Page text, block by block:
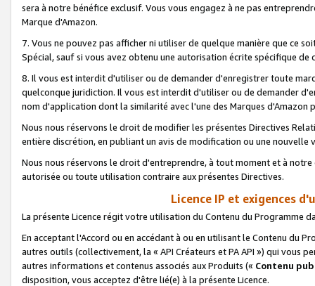
sera à notre bénéfice exclusif. Vous vous engagez à ne pas
Marque d'Amazon.
7. Vous ne pouvez pas afficher ni utiliser de quelque manière que ce
Spécial, sauf si vous avez obtenu une autorisation écrite spécifique de
8. Il vous est interdit d'utiliser ou de demander d'enregistrer toute
quelconque juridiction. Il vous est interdit d'utiliser ou de demander
nom d'application dont la similarité avec l'une des Marques
Nous nous réservons le droit de modifier les présentes Directives
entière discrétion, en publiant un avis de modification ou une nouvelle
Nous nous réservons le droit d'entreprendre, à tout moment et à
autorisée ou toute utilisation contraire aux présentes Directives.
Licence IP et exigences
La présente Licence régit votre utilisation du Contenu du Programme
En acceptant l'Accord ou en accédant à ou en utilisant le Contenu du
autres outils (collectivement, la « API Créateurs et PA API ») qui vous
autres informations et contenus associés aux Produits (« Contenu
disposition, vous acceptez d'être lié(e) à la présente Licence.